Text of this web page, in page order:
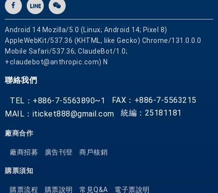
Android 14 Mozilla/5.0 (Linux; Android 14; Pixel 8)
AppleWebKit/537.36 (KHTML, like Gecko) Chrome/131.0.0.0
Mobile Safari/537.36; ClaudeBot/1.0;
+claudebot@anthropic.com) N
聯絡我們
TEL：+886-7-5563890~1
FAX：+886-7-5563215
MAIL：iticket888@gmail.com
統編：25181181
廠商合作
廠商招募 廣告刊登 商戶核銷
購票須知
購票流程 購票說明 常見Q&A 電子票說明